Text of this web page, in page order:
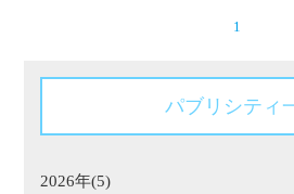
1
パブリシティ
2026年(5)